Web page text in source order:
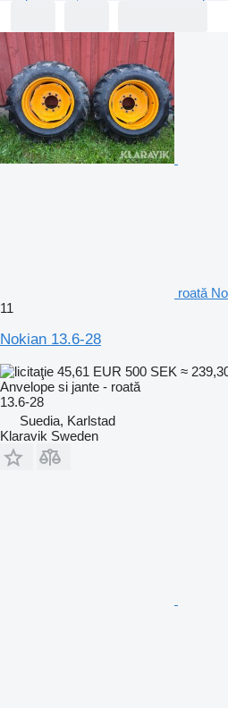
roată
11
Nokian 13.6-28
45,61 EUR 500 SEK ≈
Anvelope si jante - roată
13.6-28
Suedia, Karlstad
Klaravik Sweden